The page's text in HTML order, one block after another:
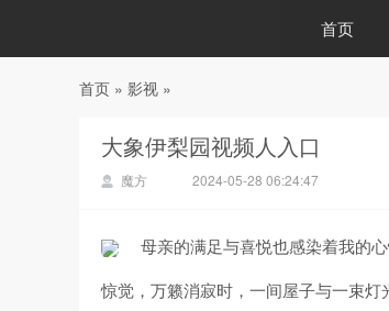
首页
首页 » 影视 »
大象伊梨园视频人入口
魔方 2024-05-28 06:24:47
母亲的满足与喜悦也感染着我的心
惊觉，万籁消寂时，一间屋子与一束灯